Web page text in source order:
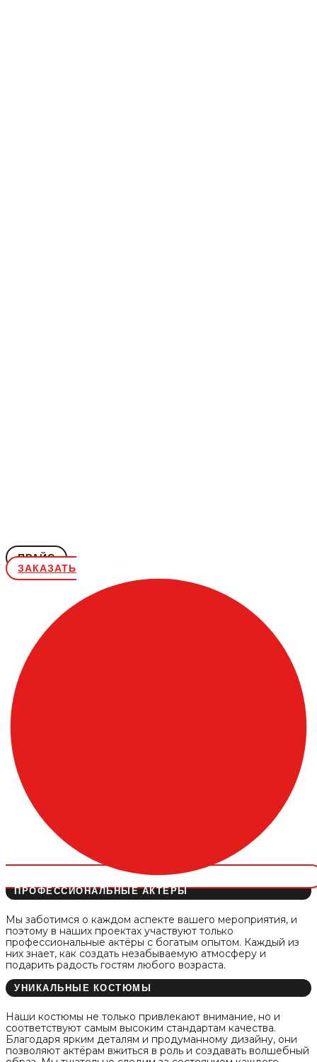
ПРАЙС
ЗАКАЗАТЬ
ПРОФЕССИОНАЛЬНЫЕ АКТЁРЫ
Мы заботимся о каждом аспекте вашего мероприятия, и
поэтому в наших проектах участвуют только
профессиональные актёры с богатым опытом. Каждый из
них знает, как создать незабываемую атмосферу и
подарить радость гостям любого возраста.
УНИКАЛЬНЫЕ КОСТЮМЫ
Наши костюмы не только привлекают внимание, но и
соответствуют самым высоким стандартам качества.
Благодаря ярким деталям и продуманному дизайну, они
позволяют актёрам вжиться в роль и создавать волшебный